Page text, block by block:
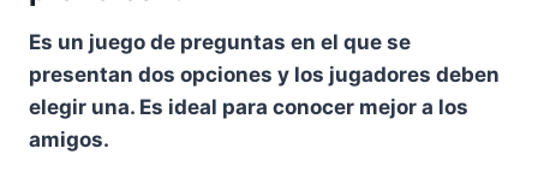
Es un juego de preguntas en el que se
presentan dos opciones y los jugadores deben
elegir una. Es ideal para conocer mejor a los
amigos.